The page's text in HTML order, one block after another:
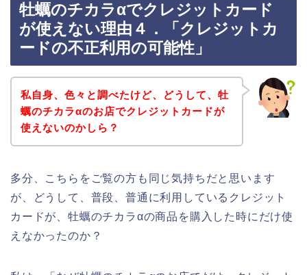
牡蠣のチカラαでクレジットカード
が使えない理由４．「クレジットカ
ードの不正利用の可能性」
私自身、色々と調べたけど、どうして、牡
蠣のチカラαのお店でクレジットカードが
使えないのかしら？
多分、こちらをご覧の方も同じ気持ちだと思います
が、どうして、普段、普通に利用しているクレジット
カードが、牡蠣のチカラαの商品を購入した時にだけ使
えなかったのか？